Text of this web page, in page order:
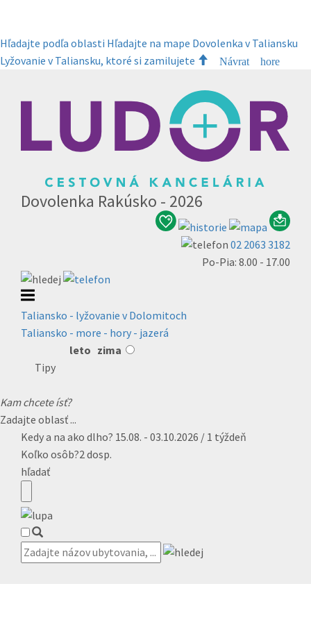
Hľadajte podľa oblasti Hľadajte na mape Dovolenka v Taliansku
Lyžovanie v Taliansku, ktoré si zamilujete
Návrat hore
Dovolenka Rakúsko - 2026
02 2063 3182
Po-Pia: 8.00 - 17.00
Taliansko - lyžovanie v Dolomitoch
Taliansko - more - hory - jazerá
leto zima
Tipy
Kam chcete ísť?
Zadajte oblasť ...
Kedy a na ako dlho? 15.08. - 03.10.2026 / 1 týždeň
Koľko osôb?2 dosp.
hľadať